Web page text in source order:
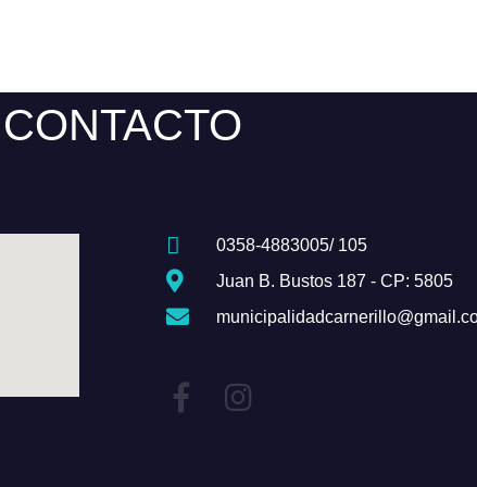
CONTACTO
0358-4883005/ 105
Juan B. Bustos 187 - CP: 5805